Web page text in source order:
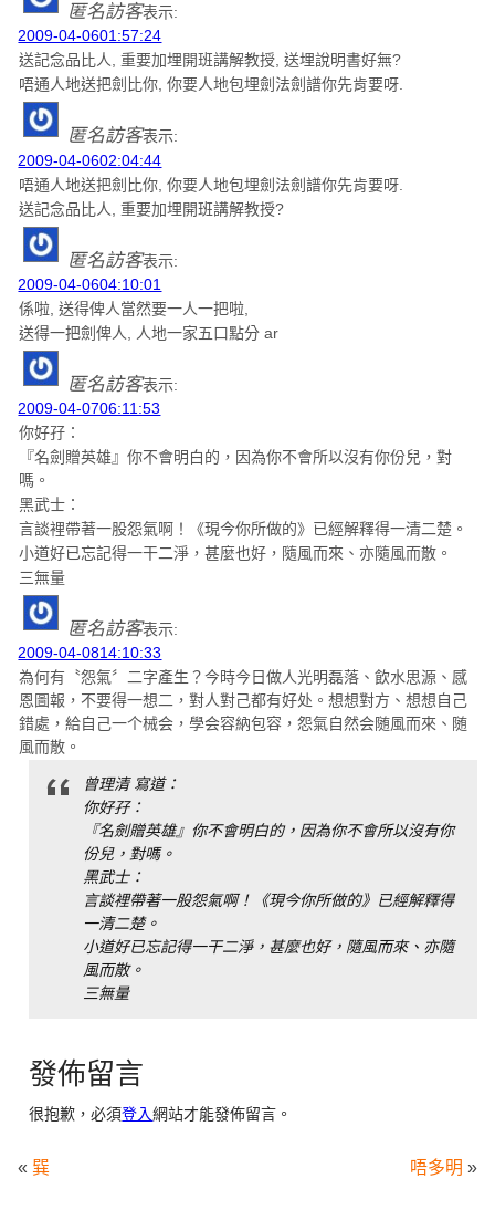
匿名訪客表示:
2009-04-0601:57:24
送記念品比人, 重要加埋開班講解教授, 送埋說明書好無?
唔通人地送把劍比你, 你要人地包埋劍法劍譜你先肯要呀.
匿名訪客表示:
2009-04-0602:04:44
唔通人地送把劍比你, 你要人地包埋劍法劍譜你先肯要呀.
送記念品比人, 重要加埋開班講解教授?
匿名訪客表示:
2009-04-0604:10:01
係啦, 送得俾人當然要一人一把啦,
送得一把劍俾人, 人地一家五口點分 ar
匿名訪客表示:
2009-04-0706:11:53
你好孖：
『名劍贈英雄』你不會明白的，因為你不會所以沒有你份兒，對
嗎。
黑武士：
言談裡帶著一股怨氣啊！《現今你所做的》已經解釋得一清二楚。
小道好已忘記得一干二淨，甚麼也好，隨風而來、亦隨風而散。
三無量
匿名訪客表示:
2009-04-0814:10:33
為何有〝怨氣〞二字產生？今時今日做人光明磊落、飲水思源、感
恩圖報，不要得一想二，對人對己都有好处。想想對方、想想自己
錯處，給自己一个械会，學会容納包容，怨氣自然会随風而來、随
風而散。
曾理清 寫道：
你好孖：
『名劍贈英雄』你不會明白的，因為你不會所以沒有你
份兒，對嗎。
黑武士：
言談裡帶著一股怨氣啊！《現今你所做的》已經解釋得
一清二楚。
小道好已忘記得一干二淨，甚麼也好，隨風而來、亦隨
風而散。
三無量
發佈留言
很抱歉，必須登入網站才能發佈留言。
«巽 唔多明 »